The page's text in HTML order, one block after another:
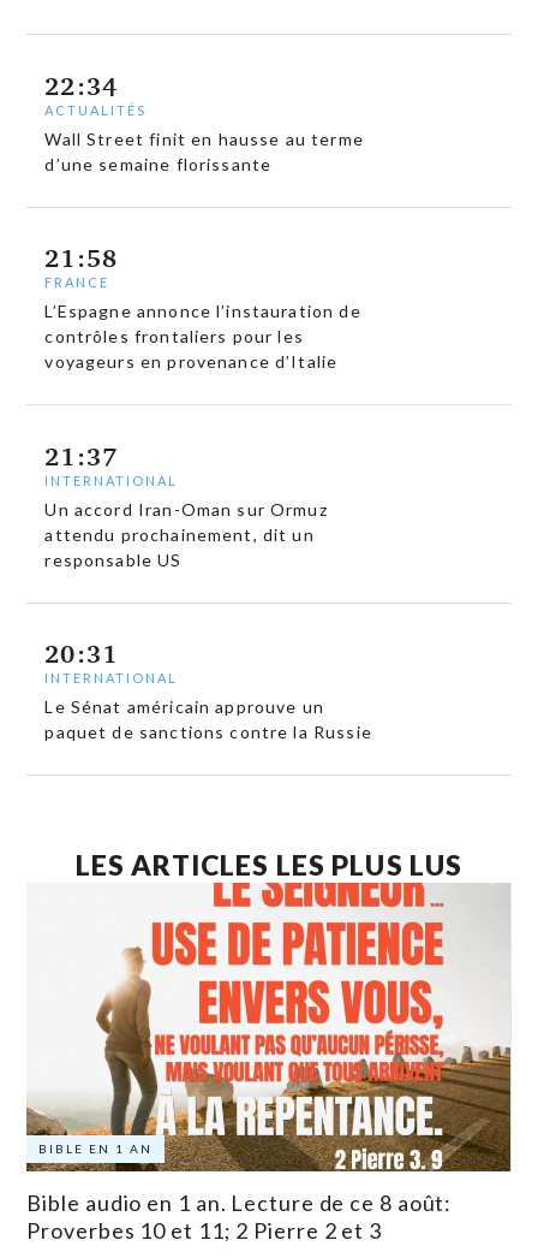
22:34
ACTUALITÉS
Wall Street finit en hausse au terme
d’une semaine florissante
21:58
FRANCE
L’Espagne annonce l’instauration de
contrôles frontaliers pour les
voyageurs en provenance d’Italie
21:37
INTERNATIONAL
Un accord Iran-Oman sur Ormuz
attendu prochainement, dit un
responsable US
20:31
INTERNATIONAL
Le Sénat américain approuve un
paquet de sanctions contre la Russie
LES ARTICLES LES PLUS LUS
BIBLE EN 1 AN
Bible audio en 1 an. Lecture de ce 8 août:
Proverbes 10 et 11; 2 Pierre 2 et 3